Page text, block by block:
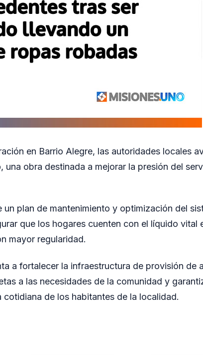
en Barrio Alegre, las autoridades locales
una obra destinada a mejorar la presión del
un plan de mantenimiento y optimización del
que los hogares cuenten con el líquido vital
mayor regularidad.
a fortalecer la infraestructura de provisión de
a las necesidades de la comunidad y
de los habitantes de la localidad.